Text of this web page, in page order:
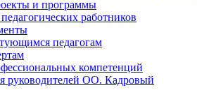
и программы
работников
педагогам
компетенций
руководителей ОО. Кадровый